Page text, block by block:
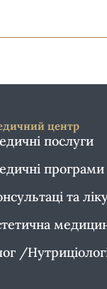
центр
послуги
програми
та
/